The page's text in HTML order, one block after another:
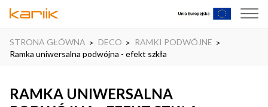
STRONA GŁÓWNA DECO
RAMKI PODWÓJNE
Ramka uniwersalna podwójna - efekt szkła
RAMKA UNIWERSALNA